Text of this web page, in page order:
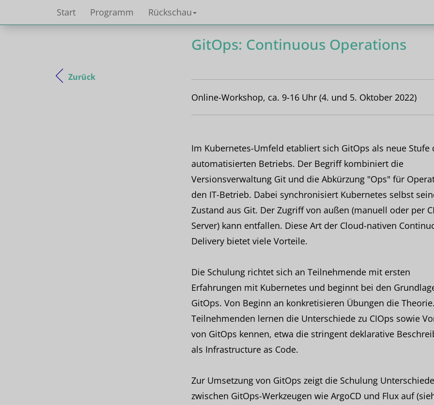
Start Programm Rückschau
Zurück
GitOps: Continuous Operations
Online-Workshop, ca. 9-16 Uhr (4. und 5. Oktober 2022)
Im Kubernetes-Umfeld etabliert sich GitOps als neue Stufe
automatisierten Betriebs. Der Begriff kombiniert die
Versionsverwaltung Git und die Abkürzung "Ops" für
den IT-Betrieb. Dabei synchronisiert Kubernetes selbst
Zustand aus Git. Der Zugriff von außen (manuell oder per
Server) kann entfallen. Diese Art der Cloud-nativen
Delivery bietet viele Vorteile.
Die Schulung richtet sich an Teilnehmende mit ersten
Erfahrungen mit Kubernetes und beginnt bei den
GitOps. Von Beginn an konkretisieren Übungen die
Teilnehmenden lernen die Unterschiede zu CIOps sowie
von GitOps kennen, etwa die stringent deklarative
als Infrastructure as Code.
Zur Umsetzung von GitOps zeigt die Schulung Unterschiede
zwischen GitOps-Werkzeugen wie ArgoCD und Flux auf